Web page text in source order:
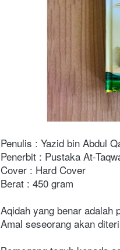
Penulis : Yazid bin Abdul
Penerbit : Pustaka At-
Cover : Hard Cover
Berat : 450 gram
Aqidah yang benar adalah
Amal seseorang akan